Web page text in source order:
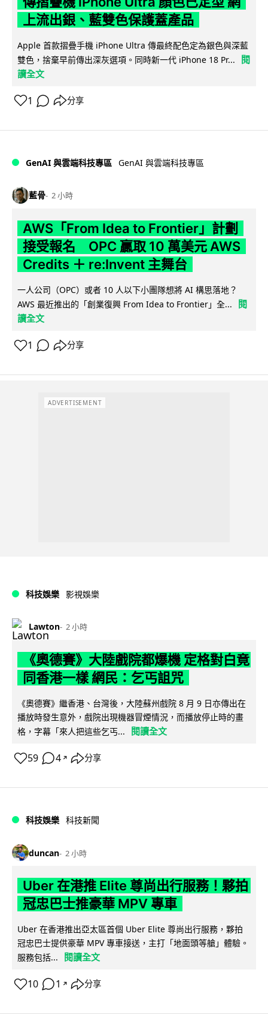
上流出銀、藍雙色保護蓋產品
Apple 首款摺疊手機 iPhone Ultra 傳最終配色定為銀色與深藍
雙色，捨棄早前傳出深灰選項。同時新一代 iPhone 18 Pr...
閱
讀全文
1 分享
GenAI 與雲端科技專區 GenAI 與雲端科技專區
藍骨 2 小時
AWS「From Idea to Frontier」計劃
接受報名 OPC 贏取 10 萬美元 AWS
Credits ＋ re:Invent 主舞台
一人公司（OPC）或者 10 人以下小團隊想將 AI 構思落地？
AWS 最近推出的「創業復興 From Idea to Frontier」全...
閱
讀全文
1 分享
ADVERTISEMENT
科技娛樂 影視娛樂
Lawton 2 小時
《奧德賽》大陸戲院都爆機 定格對白竟
同香港一樣 網民：乞丐詛咒
《奧德賽》繼香港、台灣後，大陸蘇州戲院 8 月 9 日亦傳出在
播放時發生意外，戲院出現機器冒煙情況，而播放停止時的畫
格，字幕「來人把這些乞丐...
閱讀全文
59 4 ↗ 分享
科技娛樂 科技新聞
duncan 2 小時
Uber 在港推 Elite 尊尚出行服務！夥拍
冠忠巴士推豪華 MPV 專車
Uber 在香港推出亞太區首個 Uber Elite 尊尚出行服務，夥拍
冠忠巴士提供豪華 MPV 專車接送，主打「地面頭等艙」體驗。
服務包括...
閱讀全文
10 1 ↗ 分享